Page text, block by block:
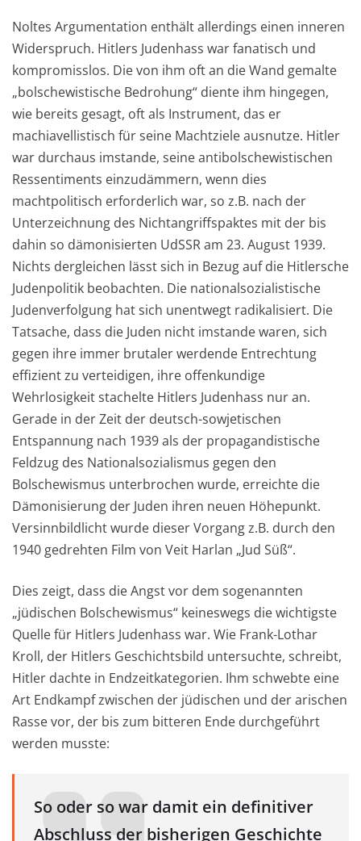
Noltes Argumentation enthält allerdings einen inneren
Widerspruch. Hitlers Judenhass war fanatisch und
kompromisslos. Die von ihm oft an die Wand gemalte
„bolschewistische Bedrohung“ diente ihm hingegen,
wie bereits gesagt, oft als Instrument, das er
machiavellistisch für seine Machtziele ausnutze. Hitler
war durchaus imstande, seine antibolschewistischen
Ressentiments einzudämmern, wenn dies
machtpolitisch erforderlich war, so z.B. nach der
Unterzeichnung des Nichtangriffspaktes mit der bis
dahin so dämonisierten UdSSR am 23. August 1939.
Nichts dergleichen lässt sich in Bezug auf die Hitlersche
Judenpolitik beobachten. Die nationalsozialistische
Judenverfolgung hat sich unentwegt radikalisiert. Die
Tatsache, dass die Juden nicht imstande waren, sich
gegen ihre immer brutaler werdende Entrechtung
effizient zu verteidigen, ihre offenkundige
Wehrlosigkeit stachelte Hitlers Judenhass nur an.
Gerade in der Zeit der deutsch-sowjetischen
Entspannung nach 1939 als der propagandistische
Feldzug des Nationalsozialismus gegen den
Bolschewismus unterbrochen wurde, erreichte die
Dämonisierung der Juden ihren neuen Höhepunkt.
Versinnbildlicht wurde dieser Vorgang z.B. durch den
1940 gedrehten Film von Veit Harlan „Jud Süß“.
Dies zeigt, dass die Angst vor dem sogenannten
„jüdischen Bolschewismus“ keineswegs die wichtigste
Quelle für Hitlers Judenhass war. Wie Frank-Lothar
Kroll, der Hitlers Geschichtsbild untersuchte, schreibt,
Hitler dachte in Endzeitkategorien. Ihm schwebte eine
Art Endkampf zwischen der jüdischen und der arischen
Rasse vor, der bis zum bitteren Ende durchgeführt
werden musste:
So oder so war damit ein definitiver
Abschluss der bisherigen Geschichte